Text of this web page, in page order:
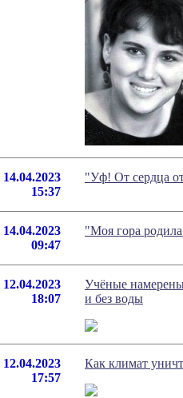
14.04.2023
15:37
"Уф! От сердца
14.04.2023
09:47
"Моя гора
12.04.2023
18:07
Учёные
и без воды
12.04.2023
17:57
Как климат